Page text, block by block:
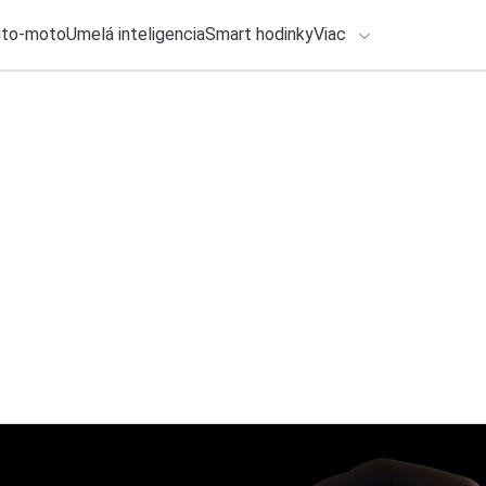
motoUmelá inteligenciaSmart hodinkyViac